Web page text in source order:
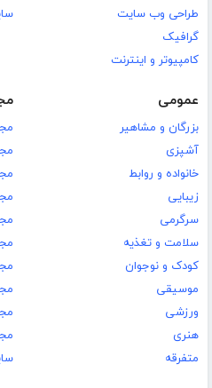
طراحی وب سایت
گرافیک
کامپیوتر و اینترنت
عمومی
بزرگان و مشاهیر
آشپزی
خانواده و روابط
زیبایی
سرگرمی
سلامت و تغذیه
کودک و نوجوان
موسیقی
ورزشی
هنری
متفرقه